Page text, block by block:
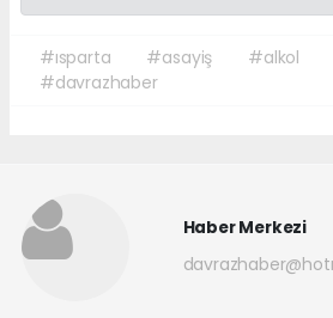
#ısparta #asayiş #alkol
#davrazhaber
Haber Merkezi